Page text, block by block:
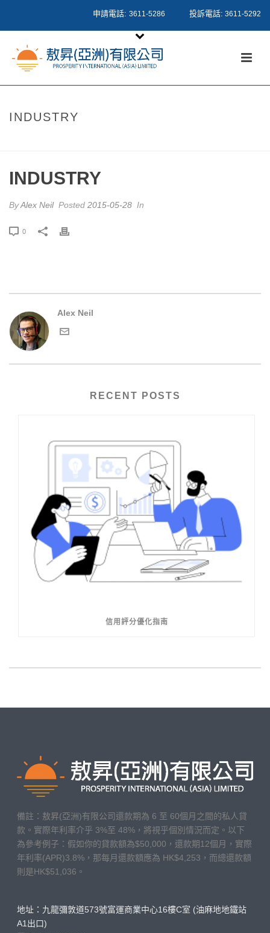
申請電話: 3611-5286 投訴電話: 3611-5292
INDUSTRY
INDUSTRY
ByAlex Neil Posted 2015-05-28 In
0
Alex Neil
RECENT POSTS
信用評分優化指南
備註：敖昇(亞洲)有限公司還款期為 6 至 60個月之間的私人貸
款。實際年利率介乎 3%至 48%，將視乎個別情況而定。以下
為參考例子：假如你的貸款額為$50,000，還款期12個月，實際
年利率(APR)3.8%，那每月還款額應為 HK$4,253，而總還款額
則是HK$51,036。
地址：九龍彌敦道573號富運商業中心16樓C室 (油麻地地鐵站
A1出口)